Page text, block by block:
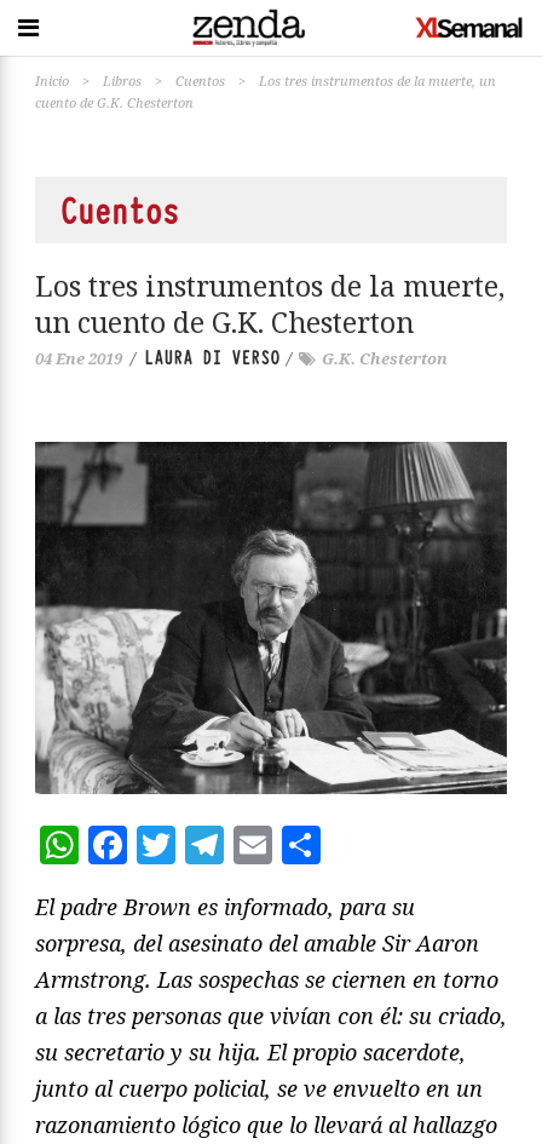
Inicio > Libros > Cuentos >
Los tres instrumentos de la muerte, un
cuento de G.K. Chesterton
Cuentos
Los tres instrumentos de la muerte,
un cuento de G.K. Chesterton
04 Ene 2019 / LAURA DI VERSO / G.K. Chesterton
WhatsApp
Facebook
Twitter
Telegram
Email
El padre Brown es informado, para su
sorpresa, del asesinato del amable Sir Aaron
Armstrong. Las sospechas se ciernen en torno
a las tres personas que vivían con él: su criado,
su secretario y su hija. El propio sacerdote,
junto al cuerpo policial, se ve envuelto en un
razonamiento lógico que lo llevará al hallazgo